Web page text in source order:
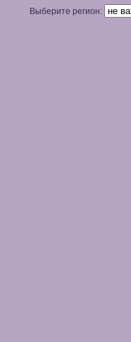
Выберите регион: